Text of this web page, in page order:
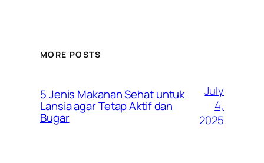
MORE POSTS
5 Jenis Makanan Sehat untuk
Lansia agar Tetap Aktif dan
Bugar
July
4,
2025